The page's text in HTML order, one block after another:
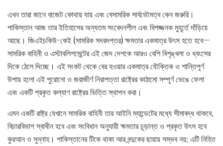
এখন তারা জানে বাজেট কোথায় যায় এবং বেসামরিক সার্বভৌমত্ব কেন জরুরি।
পাকিস্তান আজ তার ইতিহাসের অন্যতম সংবেদনশীল এবং বিপজ্জনক মুহূর্তে দাঁড়িয়ে
আছে। জিএইচকিউ-কেই (সামরিক সদরদপ্তর) ক্ষমতার একমাত্র উৎস হতে হবে—
সামরিক বাহিনী ও এস্টাবলিশমেন্টের এই জেদ দেশকে আরও বেশি বিশৃঙ্খলা ও ধ্বংসের
দিকে ঠেলে দিচ্ছে। এই সংকট থেকে বের হওয়ার একমাত্র যৌক্তিক ও শান্তিপূর্ণ
উপায় হলো এই পুরোনো ও জরাজীর্ণ নিরাপত্তা রাষ্ট্রের কাঠামো সম্পূর্ণ ভেঙে ফেলা
এবং একটি প্রকৃত কল্যাণ রাষ্ট্রের ভিত্তি স্থাপন করা।
এমন একটি রাষ্ট্র যেখানে সামরিক বাহিনী তার আইনি ম্যান্ডেটের মধ্যে সীমাবদ্ধ থাকবে,
বিচারবিভাগ স্বাধীন হবে এবং সংবিধান অনুযায়ী ক্ষমতার চূড়ান্ত ও প্রকৃত উৎস হবে
কুরআন ও সুন্নাহ। পাকিস্তানের টিকে থাকা আর বন্দুকের ছায়ায় সম্ভব নয়; এটি নিহিত